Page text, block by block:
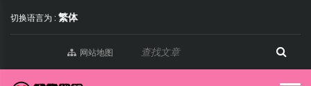
切换语言为 : 繁体
网站地图